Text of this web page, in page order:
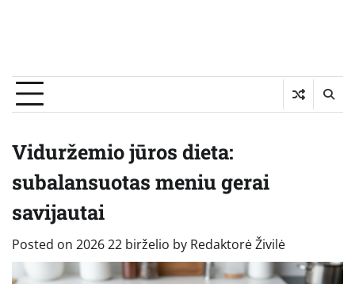
Viduržemio jūros dieta:
subalansuotas meniu gerai
savijautai
Posted on 2026 22 birželio by Redaktorė Živilė